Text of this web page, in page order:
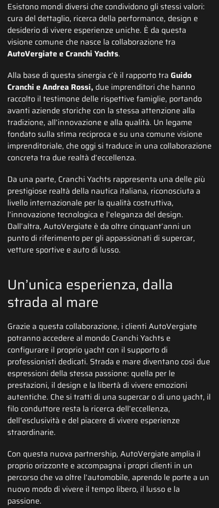
Esistono mondi diversi che condividono gli stessi valori:
cura del dettaglio, ricerca della performance, design e
desiderio di vivere esperienze uniche. È da questa
visione comune che nasce la collaborazione tra
AutoVergiate e Cranchi Yachts.
Alla base di questa sinergia c’è il rapporto tra Guido
Cranchi e Andrea Rossi, due imprenditori che hanno
raccolto il testimone delle rispettive famiglie, portando
avanti aziende storiche con la stessa attenzione alla
tradizione, all’innovazione e alla qualità. Un legame
fondato sulla stima reciproca e su una comune visione
imprenditoriale, che oggi si traduce in una collaborazione
concreta tra due realtà d’eccellenza.
Da una parte, Cranchi Yachts rappresenta una delle più
prestigiose realtà della nautica italiana, riconosciuta a
livello internazionale per la qualità costruttiva,
l’innovazione tecnologica e l’eleganza del design.
Dall’altra, AutoVergiate è da oltre cinquant’anni un
punto di riferimento per gli appassionati di supercar,
vetture sportive e auto di lusso.
Un’unica esperienza, dalla
strada al mare
Grazie a questa collaborazione, i clienti AutoVergiate
potranno accedere al mondo Cranchi Yachts e
configurare il proprio yacht con il supporto di
professionisti dedicati. Strada e mare diventano così due
espressioni della stessa passione: quella per le
prestazioni, il design e la libertà di vivere emozioni
autentiche. Che si tratti di una supercar o di uno yacht, il
filo conduttore resta la ricerca dell’eccellenza,
dell’esclusività e del piacere di vivere esperienze
straordinarie.
Con questa nuova partnership, AutoVergiate amplia il
proprio orizzonte e accompagna i propri clienti in un
percorso che va oltre l’automobile, aprendo le porte a un
nuovo modo di vivere il tempo libero, il lusso e la
passione.